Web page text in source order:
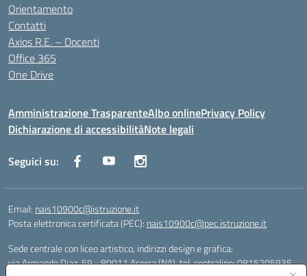
Orientamento
Contatti
Axios R.E. – Docenti
Office 365
One Drive
Amministrazione TrasparenteAlbo onlinePrivacy Policy
Dichiarazione di accessibilitàNote legali
Seguici su:
Email: nais10900c@istruzione.it
Posta elettronica certificata (PEC): nais10900c@pec.istruzione.it
Sede centrale con liceo artistico, indirizzi design e grafica:
via Armando Diaz, 59 - 80011 Acerra (NA), tel. centralino: 0815205935